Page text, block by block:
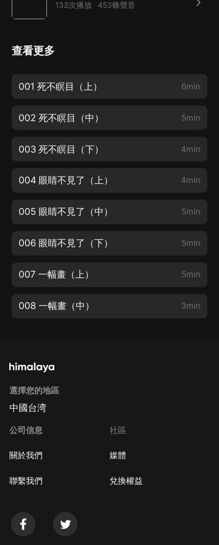
133次播放 453條聲音
查看更多
001 死不瞑目（上） 6min
002 死不瞑目（中） 5min
003 死不瞑目（下） 4min
004 眼睛不見了（上） 4min
005 眼睛不見了（中） 5min
006 眼睛不見了（下） 5min
007 一幅畫（上） 5min
008 一幅畫（中） 3min
選擇您的地區
中國台湾
公司信息
關於我們
聯繫我們
社區
媒體
兌換權益